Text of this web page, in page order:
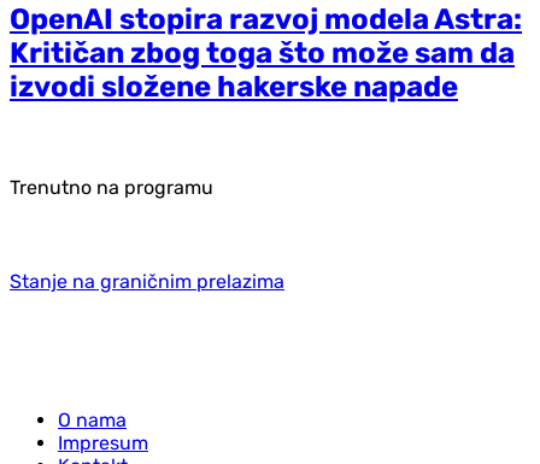
OpenAI stopira razvoj modela Astra:
Kritičan zbog toga što može sam da
izvodi složene hakerske napade
Trenutno na programu
Stanje na graničnim prelazima
O nama
Impresum